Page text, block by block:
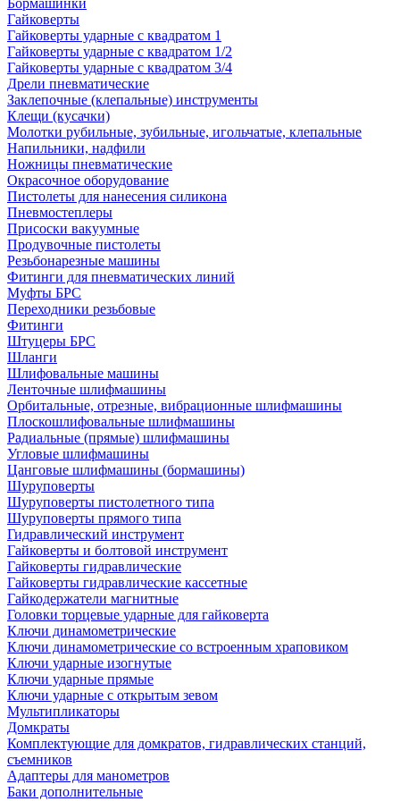
Бормашинки
Гайковерты
Гайковерты ударные с квадратом 1
Гайковерты ударные с квадратом 1/2
Гайковерты ударные с квадратом 3/4
Дрели пневматические
Заклепочные (клепальные) инструменты
Клещи (кусачки)
Молотки рубильные, зубильные, игольчатые, клепальные
Напильники, надфили
Ножницы пневматические
Окрасочное оборудование
Пистолеты для нанесения силикона
Пневмостеплеры
Присоски вакуумные
Продувочные пистолеты
Резьбонарезные машины
Фитинги для пневматических линий
Муфты БРС
Переходники резьбовые
Фитинги
Штуцеры БРС
Шланги
Шлифовальные машины
Ленточные шлифмашины
Орбитальные, отрезные, вибрационные шлифмашины
Плоскошлифовальные шлифмашины
Радиальные (прямые) шлифмашины
Угловые шлифмашины
Цанговые шлифмашины (бормашины)
Шуруповерты
Шуруповерты пистолетного типа
Шуруповерты прямого типа
Гидравлический инструмент
Гайковерты и болтовой инструмент
Гайковерты гидравлические
Гайковерты гидравлические кассетные
Гайкодержатели магнитные
Головки торцевые ударные для гайковерта
Ключи динамометрические
Ключи динамометрические со встроенным храповиком
Ключи ударные изогнутые
Ключи ударные прямые
Ключи ударные с открытым зевом
Мультипликаторы
Домкраты
Комплектующие для домкратов, гидравлических станций,
съемников
Адаптеры для манометров
Баки дополнительные